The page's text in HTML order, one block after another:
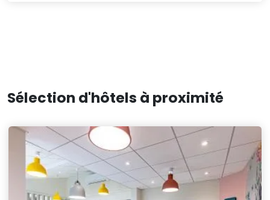
Sélection d'hôtels à proximité